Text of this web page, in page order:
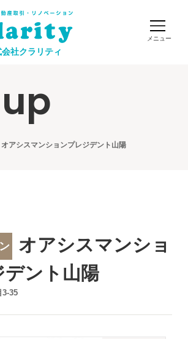
社クラリティ
オアシスマンションプレジデント山陽
オアシスマンショ
デント山陽
3-35